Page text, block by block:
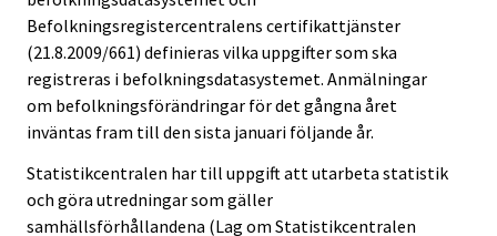
Befolkningsregistercentralens certifikattjänster
(21.8.2009/661) definieras vilka uppgifter som ska
registreras i befolkningsdatasystemet. Anmälningar
om befolkningsförändringar för det gångna året
inväntas fram till den sista januari följande år.
Statistikcentralen har till uppgift att utarbeta statistik
och göra utredningar som gäller
samhällsförhållandena (Lag om Statistikcentralen